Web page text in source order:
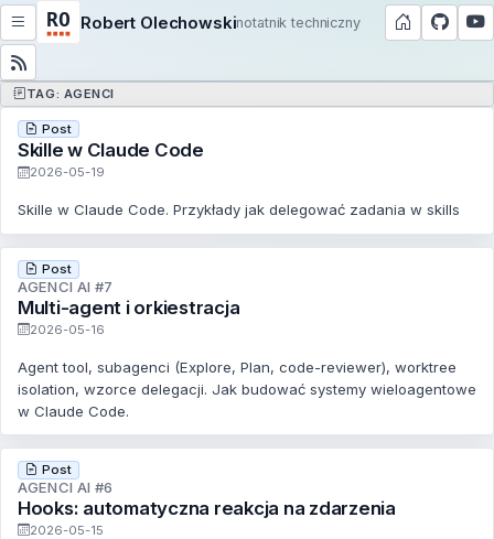
Robert Olechowskinotatnik techniczny
TAG: AGENCI
Post
Skille w Claude Code
2026-05-19
Skille w Claude Code. Przykłady jak delegować zadania w skills
Post
AGENCI AI #7
Multi-agent i orkiestracja
2026-05-16
Agent tool, subagenci (Explore, Plan, code-reviewer), worktree
isolation, wzorce delegacji. Jak budować systemy wieloagentowe
w Claude Code.
Post
AGENCI AI #6
Hooks: automatyczna reakcja na zdarzenia
2026-05-15